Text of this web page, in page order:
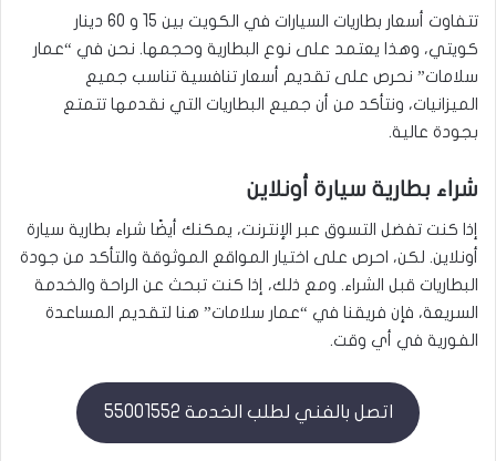
تتفاوت أسعار بطاريات السيارات في الكويت بين 15 و 60 دينار
كويتي، وهذا يعتمد على نوع البطارية وحجمها. نحن في “عمار
سلامات” نحرص على تقديم أسعار تنافسية تناسب جميع
الميزانيات، ونتأكد من أن جميع البطاريات التي نقدمها تتمتع
بجودة عالية.
شراء بطارية سيارة أونلاين
إذا كنت تفضل التسوق عبر الإنترنت، يمكنك أيضًا شراء بطارية سيارة
أونلاين. لكن، احرص على اختيار المواقع الموثوقة والتأكد من جودة
البطاريات قبل الشراء. ومع ذلك، إذا كنت تبحث عن الراحة والخدمة
السريعة، فإن فريقنا في “عمار سلامات” هنا لتقديم المساعدة
الفورية في أي وقت.
اتصل بالفني لطلب الخدمة 55001552